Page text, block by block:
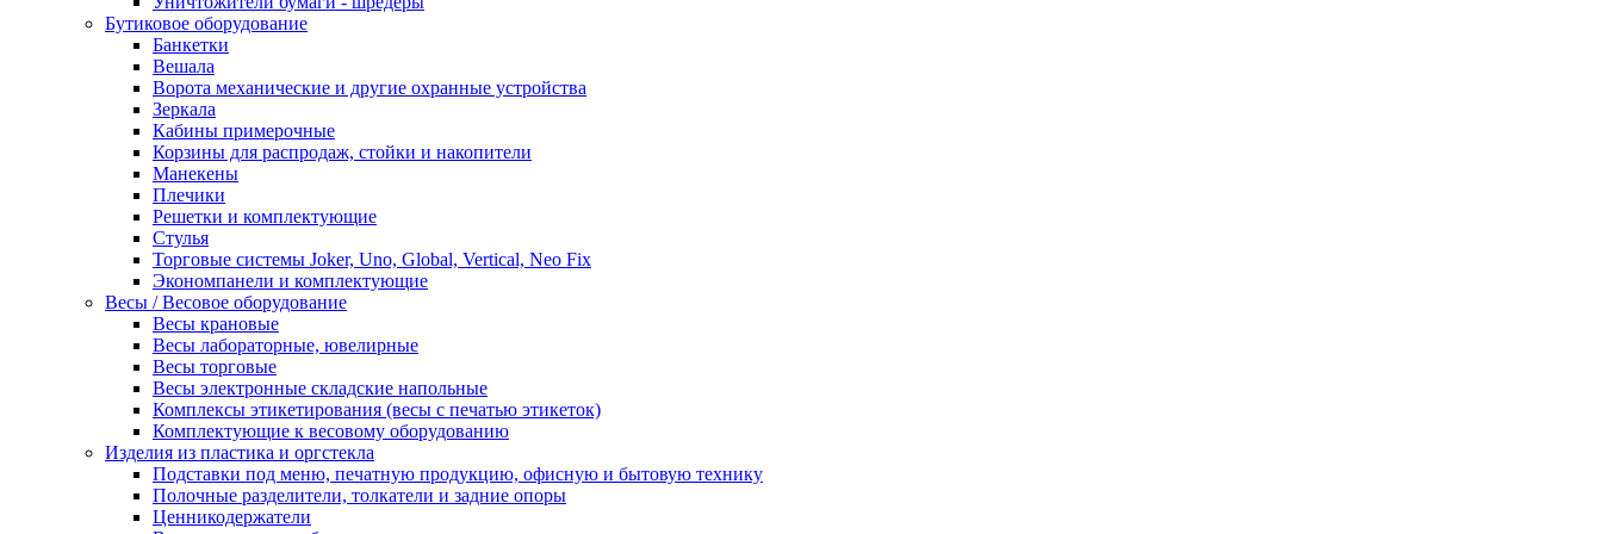
Бутиковое оборудование
Банкетки
Вешала
Ворота механические и другие охранные устройства
Зеркала
Кабины примерочные
Корзины для распродаж, стойки и накопители
Манекены
Плечики
Решетки и комплектующие
Стулья
Торговые системы Joker, Uno, Global, Vertical, Neo Fix
Экономпанели и комплектующие
Весы / Весовое оборудование
Весы крановые
Весы лабораторные, ювелирные
Весы торговые
Весы электронные складские напольные
Комплексы этикетирования (весы с печатью этикеток)
Комплектующие к весовому оборудованию
Изделия из пластика и оргстекла
Подставки под меню, печатную продукцию, офисную и бытовую технику
Полочные разделители, толкатели и задние опоры
Ценникодержатели